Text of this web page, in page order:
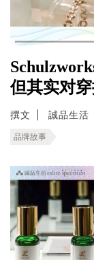
但其实对
撰文 誠品生活
品牌故事